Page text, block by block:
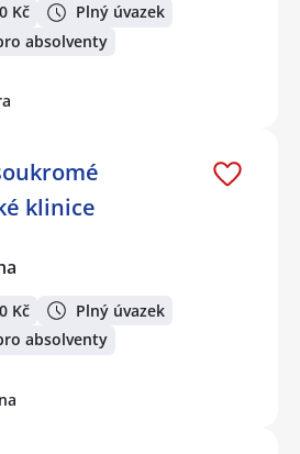
Kč
Plný úvazek
absolventy
klinice
Kč
Plný úvazek
absolventy